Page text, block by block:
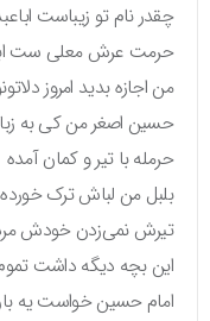
چقدر نام تو زیباست
حرمت عرش معلی ست
من اجازه بدید امروز
حسین اصغر من کی به
حرمله با تیر و کمان آمده
بلبل من لباش ترک خورده
تیرش نمی‌زدن خودش مرده
این بچه دیگه داشت تموم
امام حسین خواست یه